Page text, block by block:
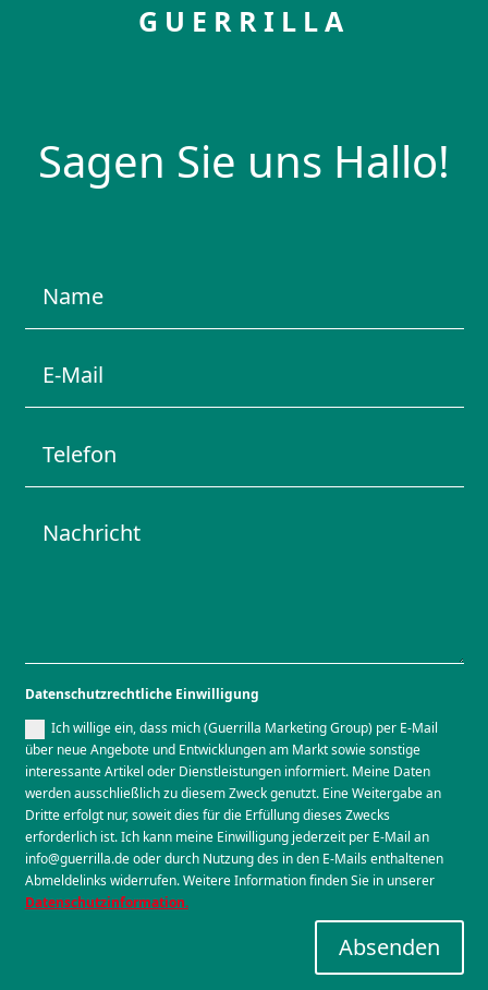
GUERRILLA
Sagen Sie uns Hallo!
Datenschutzrechtliche Einwilligung
Ich willige ein, dass mich (Guerrilla Marketing Group) per E-Mail
über neue Angebote und Entwicklungen am Markt sowie sonstige
interessante Artikel oder Dienstleistungen informiert. Meine Daten
werden ausschließlich zu diesem Zweck genutzt. Eine Weitergabe an
Dritte erfolgt nur, soweit dies für die Erfüllung dieses Zwecks
erforderlich ist. Ich kann meine Einwilligung jederzeit per E-Mail an
info@guerrilla.de oder durch Nutzung des in den E-Mails enthaltenen
Abmeldelinks widerrufen. Weitere Information finden Sie in unserer
Datenschutzinformation.
Absenden